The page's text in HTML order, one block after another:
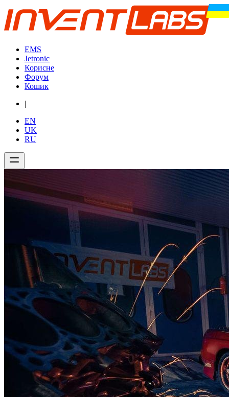
EMS
Jetronic
Корисне
Форум
Кошик
|
EN
UK
RU